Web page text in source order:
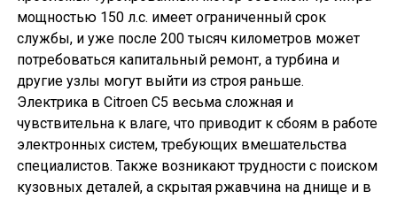
мощностью 150 л.с. имеет ограниченный срок
службы, и уже после 200 тысяч километров может
потребоваться капитальный ремонт, а турбина и
другие узлы могут выйти из строя раньше.
Электрика в Citroen C5 весьма сложная и
чувствительна к влаге, что приводит к сбоям в работе
электронных систем, требующих вмешательства
специалистов. Также возникают трудности с поиском
кузовных деталей, а скрытая ржавчина на днище и в